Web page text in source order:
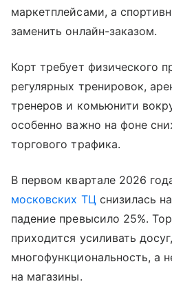
маркетплейсами, а
заменить онлайн-заказом.
Корт требует физического
регулярных тренировок,
тренеров и комьюнити
особенно важно на фоне
торгового трафика.
В первом квартале 2026
московских ТЦ снизилась
падение превысило 25%.
приходится усиливать
многофункциональность, а
на магазины.